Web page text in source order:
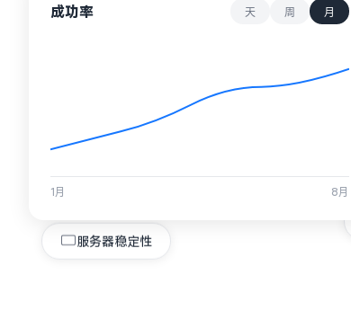
服务器稳定性
成功率 天 周 月
1月 8月